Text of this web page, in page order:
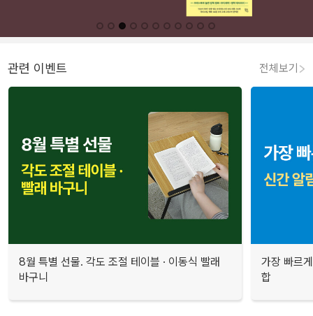
관련 이벤트 전체보기
8월 특별 선물. 각도 조절 테이블 · 이동식 빨래
바구니
가장 빠르
합